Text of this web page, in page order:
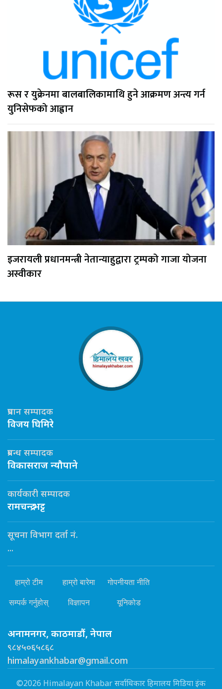
रूस र युक्रेनमा बालबालिकामाथि हुने आक्रमण अन्त्य गर्न
युनिसेफको आह्वान
इजरायली प्रधानमन्त्री नेतान्याहुद्वारा ट्रम्पको गाजा योजना
अस्वीकार
प्रधान सम्पादक
विजय घिमिरे
प्रबन्ध सम्पादक
विकासराज न्यौपाने
कार्यकारी सम्पादक
रामचन्द्र भट्ट
सूचना विभाग दर्ता नं.
...
हाम्रो टीम हाम्रो बारेमा गोपनीयता नीति
सम्पर्क गर्नुहोस् विज्ञापन यूनिकोड
अनामनगर, काठमाडौं, नेपाल
९८४५०६५८६८
himalayankhabar@gmail.com
©2026 Himalayan Khabar सर्वाधिकार हिमालय मिडिया इंक